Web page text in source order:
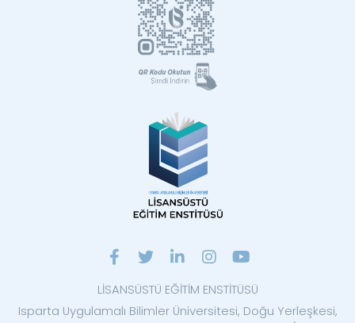
LİSANSÜSTÜ EĞİTİM ENSTİTÜSÜ
Isparta Uygulamalı Bilimler Üniversitesi, Doğu Yerleşkesi,